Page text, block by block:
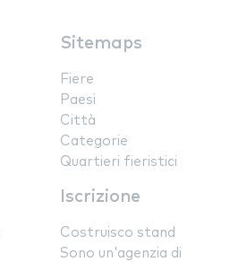
Sitemaps
Fiere
Paesi
Città
Categorie
Quartieri fieristici
Iscrizione
Costruisco stand
Sono un'agenzia di